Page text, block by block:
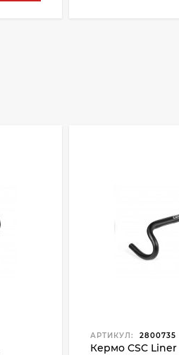
АРТИКУЛ: 2800735
Кермо CSC